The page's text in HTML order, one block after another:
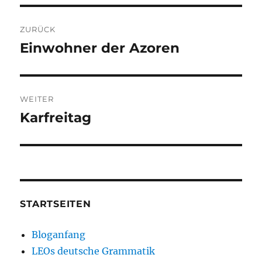
ZURÜCK
Vorheriger
Einwohner der Azoren
WEITER
Nächster
Karfreitag
STARTSEITEN
Bloganfang
LEOs deutsche Grammatik